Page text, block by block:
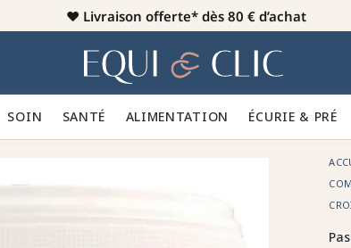
♥️ Livraison offerte* dès 80 € d’achat
Home
SOIN 🪮 SANTÉ ✨ ALIMENTATION 🥕 ÉCURIE & PRÉ 🍃